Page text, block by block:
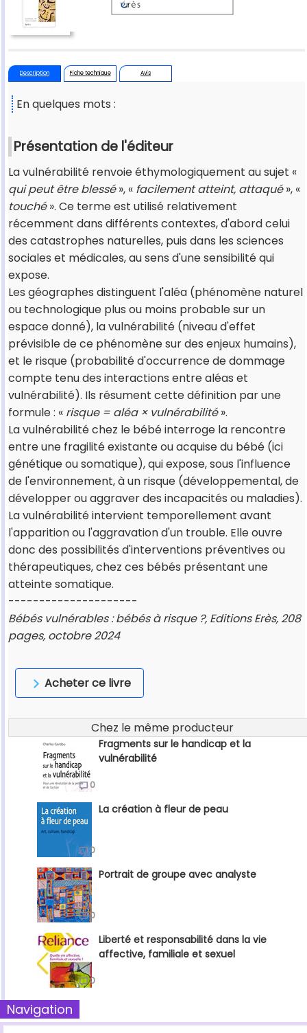
Description Fiche technique Avis
En quelques mots :
Présentation de l'éditeur
La vulnérabilité renvoie éthymologiquement au sujet «
qui peut être blessé», « facilement atteint, attaqué», «
touché». Ce terme est utilisé relativement
récemment dans différents contextes, d'abord celui
des catastrophes naturelles, puis dans les sciences
sociales et médicales, au sens d'une sensibilité qui
expose.
Les géographes distinguent l'aléa (phénomène naturel
ou technologique plus ou moins probable sur un
espace donné), la vulnérabilité (niveau d'effet
prévisible de ce phénomène sur des enjeux humains),
et le risque (probabilité d'occurrence de dommage
compte tenu des interactions entre aléas et
vulnérabilité). Ils résument cette définition par une
formule : « risque = aléa × vulnérabilité».
La vulnérabilité chez le bébé interroge la rencontre
entre une fragilité existante ou acquise du bébé (ici
génétique ou somatique), qui expose, sous l'influence
de l'environnement, à un risque (développemental, de
développer ou aggraver des incapacités ou maladies).
La vulnérabilité intervient temporellement avant
l'apparition ou l'aggravation d'un trouble. Elle ouvre
donc des possibilités d'interventions préventives ou
thérapeutiques, chez ces bébés présentant une
atteinte somatique.
---------------------
Bébés vulnérables : bébés à risque ?, Editions Erès, 208
pages, octobre 2024
Acheter ce livre
Chez le même producteur
Fragments sur le handicap et la
vulnérabilité
0
La création à fleur de peau
0
Portrait de groupe avec analyste
0
Liberté et responsabilité dans la vie
affective, familiale et sexuel
0
Navigation